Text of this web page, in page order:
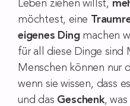
Leben ziehen willst,
möchtest, eine
eigenes Dingmachen
für all diese Dinge sind
Menschen können nur
wenn sie wissen, dass
und das Geschenk,